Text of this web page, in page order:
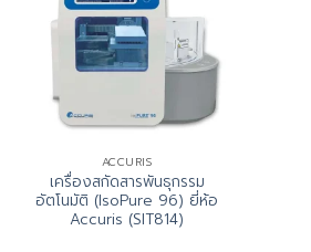
ACCURIS
เครื่องสกัดสารพันธุกรรม
อัตโนมัติ (IsoPure 96) ยี่ห้อ
Accuris (SIT814)